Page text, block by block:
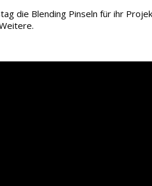
die Blending Pinseln für ihr